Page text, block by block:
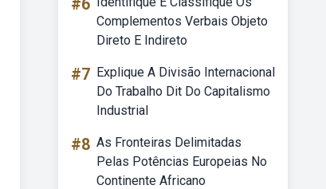
#6
Complementos Verbais Objeto
Direto E Indireto
#7 Explique A Divisão Internacional
Do Trabalho Dit Do Capitalismo
Industrial
#8 As Fronteiras Delimitadas
Pelas Potências Europeias No
Continente Africano